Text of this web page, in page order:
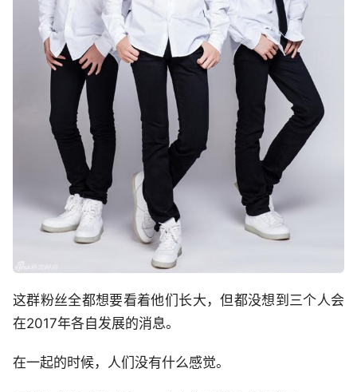
这群粉丝全都想要看着他们长大，但都没想到三个人会
在2017年各自发展的消息。
在一起的时候，人们没有什么感觉。